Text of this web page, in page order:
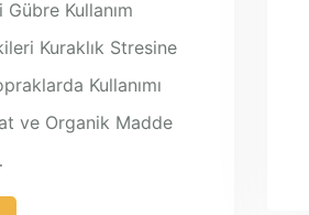
Gübre Kullanım
Kuraklık Stresine
Kullanımı
ve Organik Madde